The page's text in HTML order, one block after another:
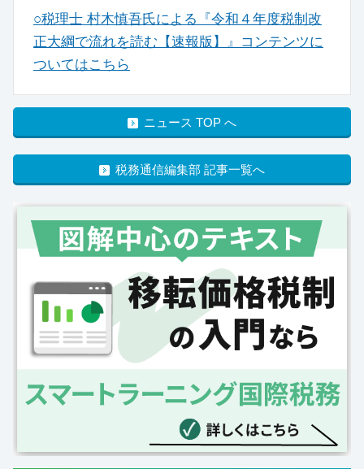
○税理士 村木慎吾氏による『令和４年度税制改
正大綱で流れを読む【速報版】』コンテンツに
ついてはこちら
ニュース TOP へ
税務通信編集部 記事一覧へ